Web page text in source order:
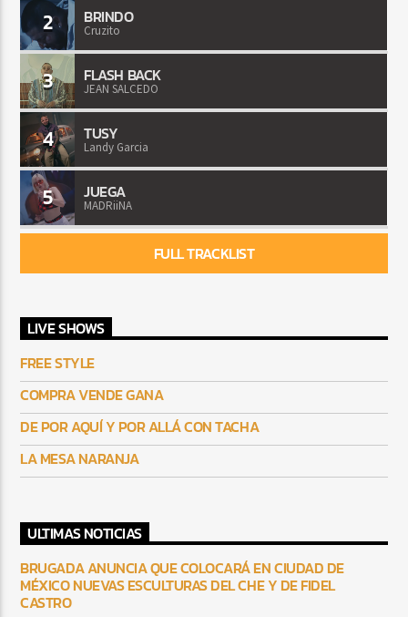
2 BRINDO
Cruzito
3 FLASH BACK
JEAN SALCEDO
4 TUSY
Landy Garcia
5 JUEGA
MADRiiNA
FULL TRACKLIST
LIVE SHOWS
FREE STYLE
COMPRA VENDE GANA
DE POR AQUÍ Y POR ALLÁ CON TACHA
LA MESA NARANJA
ULTIMAS NOTICIAS
BRUGADA ANUNCIA QUE COLOCARÁ EN CIUDAD DE
MÉXICO NUEVAS ESCULTURAS DEL CHE Y DE FIDEL
CASTRO